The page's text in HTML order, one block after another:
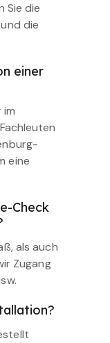
Sie die
die
einer
im
eine
Check
als auch
Zugang